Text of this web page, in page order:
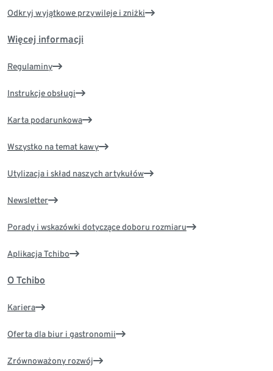
Odkryj wyjątkowe przywileje i zniżki
Więcej informacji
Regulaminy
Instrukcje obsługi
Karta podarunkowa
Wszystko na temat kawy
Utylizacja i skład naszych artykułów
Newsletter
Porady i wskazówki dotyczące doboru rozmiaru
Aplikacja Tchibo
O Tchibo
Kariera
Oferta dla biur i gastronomii
Zrównoważony rozwój